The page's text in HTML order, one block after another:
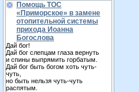
Помощь ТОС
«Приморское» в замене
отопительной системы
прихода Иоанна
Богослова
Дай бог!
Дай бог слепцам глаза вернуть
и спины выпрямить горбатым.
Дай бог быть богом хоть чуть-
чуть,
но быть нельзя чуть-чуть
распятым.